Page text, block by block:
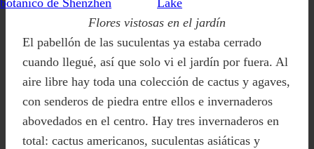
Flores vistosas en el jardín
El pabellón de las suculentas ya estaba cerrado
cuando llegué, así que solo vi el jardín por fuera. Al
aire libre hay toda una colección de cactus y agaves,
con senderos de piedra entre ellos e invernaderos
abovedados en el centro. Hay tres invernaderos en
total: cactus americanos, suculentas asiáticas y